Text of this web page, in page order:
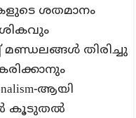
ശതമാനം
തിരിച്ചു
ആയി
കൂടുതൽ